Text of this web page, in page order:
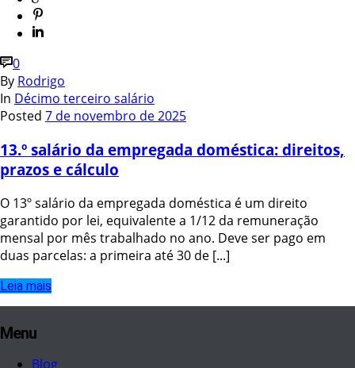
0
By Rodrigo
In Décimo terceiro salário
Posted 7 de novembro de 2025
13.º salário da empregada doméstica: direitos,
prazos e cálculo
O 13º salário da empregada doméstica é um direito
garantido por lei, equivalente a 1/12 da remuneração
mensal por mês trabalhado no ano. Deve ser pago em
duas parcelas: a primeira até 30 de [...]
Leia mais
Menu
Blog